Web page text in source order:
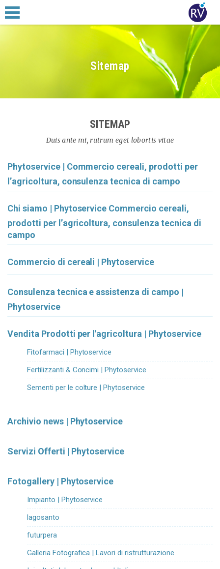
Sitemap
SITEMAP
Duis ante mi, rutrum eget lobortis vitae
Phytoservice | Commercio cereali, prodotti per
l’agricoltura, consulenza tecnica di campo
Chi siamo | Phytoservice Commercio cereali,
prodotti per l’agricoltura, consulenza tecnica di
campo
Commercio di cereali | Phytoservice
Consulenza tecnica e assistenza di campo |
Phytoservice
Vendita Prodotti per l'agricoltura | Phytoservice
Fitofarmaci | Phytoservice
Fertilizzanti & Concimi | Phytoservice
Sementi per le colture | Phytoservice
Archivio news | Phytoservice
Servizi Offerti | Phytoservice
Fotogallery | Phytoservice
Impianto | Phytoservice
lagosanto
futurpera
Galleria Fotografica | Lavori di ristrutturazione